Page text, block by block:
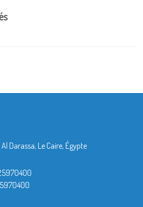
Darassa, Le Caire, Égypte